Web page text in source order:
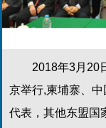
2018年3月20
京举行,柬埔寨、
代表，其他东盟国